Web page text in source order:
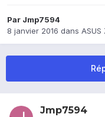
Par Jmp7594
8 janvier 2016 dans ASUS
Jmp7594